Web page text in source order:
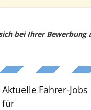
bei Ihrer Bewerbung
Aktuelle Fahrer-
für